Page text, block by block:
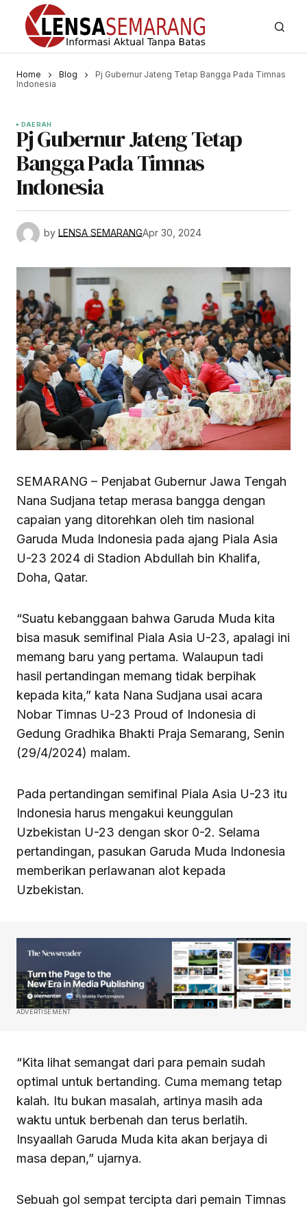
Home Blog
Pj Gubernur Jateng Tetap Bangga Pada Timnas
Indonesia
DAERAH
Pj Gubernur Jateng Tetap
Bangga Pada Timnas
Indonesia
by LENSA SEMARANGApr 30, 2024
SEMARANG – Penjabat Gubernur Jawa Tengah
Nana Sudjana tetap merasa bangga dengan
capaian yang ditorehkan oleh tim nasional
Garuda Muda Indonesia pada ajang Piala Asia
U-23 2024 di Stadion Abdullah bin Khalifa,
Doha, Qatar.
“Suatu kebanggaan bahwa Garuda Muda kita
bisa masuk semifinal Piala Asia U-23, apalagi ini
memang baru yang pertama. Walaupun tadi
hasil pertandingan memang tidak berpihak
kepada kita,” kata Nana Sudjana usai acara
Nobar Timnas U-23 Proud of Indonesia di
Gedung Gradhika Bhakti Praja Semarang, Senin
(29/4/2024) malam.
Pada pertandingan semifinal Piala Asia U-23 itu
Indonesia harus mengakui keunggulan
Uzbekistan U-23 dengan skor 0-2. Selama
pertandingan, pasukan Garuda Muda Indonesia
memberikan perlawanan alot kepada
Uzbekistan.
ADVERTISEMENT
“Kita lihat semangat dari para pemain sudah
optimal untuk bertanding. Cuma memang tetap
kalah. Itu bukan masalah, artinya masih ada
waktu untuk berbenah dan terus berlatih.
Insyaallah Garuda Muda kita akan berjaya di
masa depan,” ujarnya.
Sebuah gol sempat tercipta dari pemain Timnas